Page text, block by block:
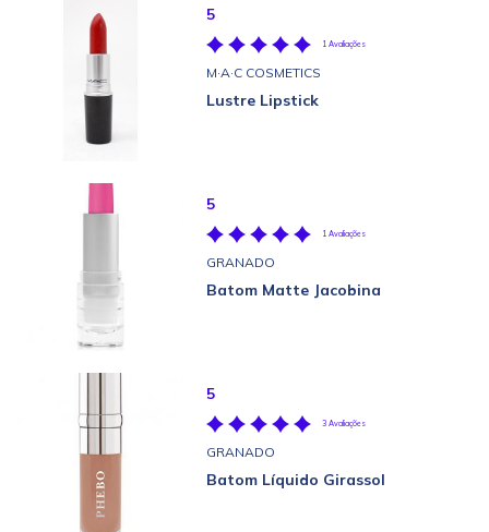
5
1 Avaliações
M·A·C COSMETICS
Lustre Lipstick
5
1 Avaliações
GRANADO
Batom Matte Jacobina
5
3 Avaliações
GRANADO
Batom Líquido Girassol